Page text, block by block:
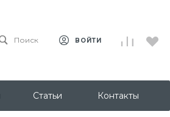
Поиск ВОЙТИ
Статьи Контакты